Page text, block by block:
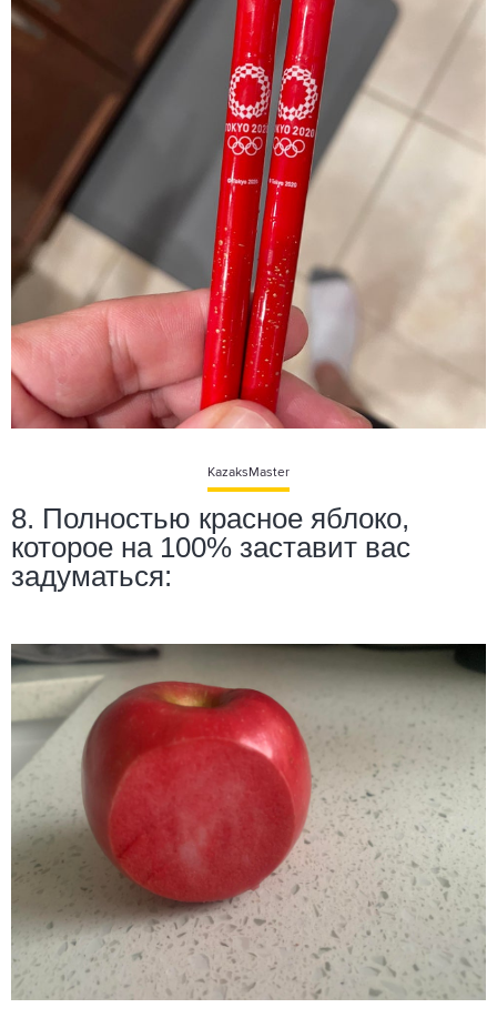
KazaksMaster
8. Полностью красное яблоко,
которое на 100% заставит вас
задуматься: